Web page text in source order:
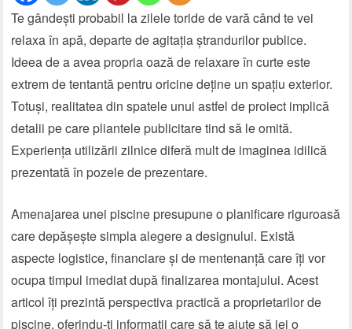
Te gândești probabil la zilele toride de vară când te vei
relaxa în apă, departe de agitația ștrandurilor publice.
Ideea de a avea propria oază de relaxare în curte este
extrem de tentantă pentru oricine deține un spațiu exterior.
Totuși, realitatea din spatele unui astfel de proiect implică
detalii pe care pliantele publicitare tind să le omită.
Experiența utilizării zilnice diferă mult de imaginea idilică
prezentată în pozele de prezentare.
Amenajarea unei piscine presupune o planificare riguroasă
care depășește simpla alegere a designului. Există
aspecte logistice, financiare și de mentenanță care îți vor
ocupa timpul imediat după finalizarea montajului. Acest
articol îți prezintă perspectiva practică a proprietarilor de
piscine, oferindu-ți informații care să te ajute să iei o